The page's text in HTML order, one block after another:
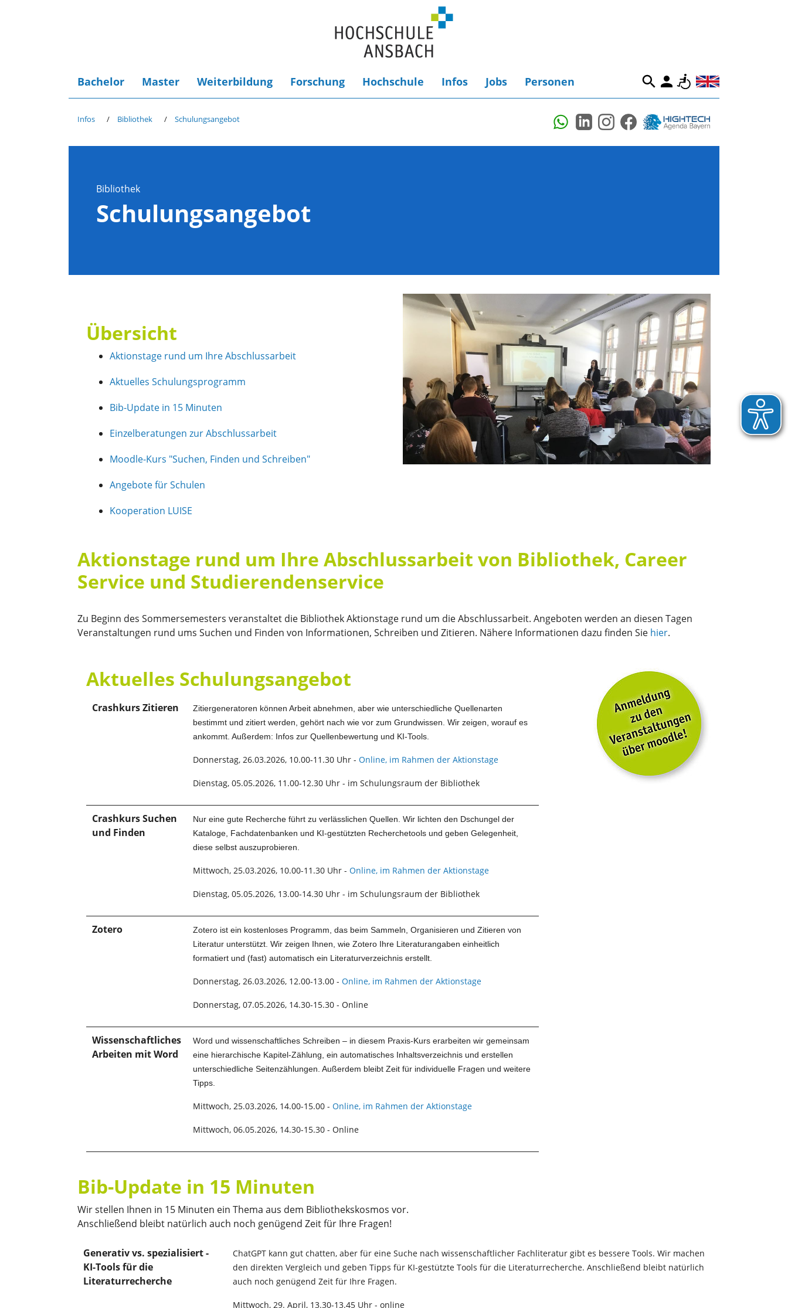
Bachelor Master Weiterbildung Forschung Hochschule Infos Jobs Personen
Infos Bibliothek Schulungsangebot
Bibliothek
Schulungsangebot
Übersicht
Aktionstage rund um Ihre Abschlussarbeit
Aktuelles Schulungsprogramm
Bib-Update in 15 Minuten
Einzelberatungen zur Abschlussarbeit
Moodle-Kurs "Suchen, Finden und Schreiben"
Angebote für Schulen
Kooperation LUISE
Aktionstage rund um Ihre Abschlussarbeit von Bibliothek, Career
Service und Studierendenservice
Zu Beginn des Sommersemesters veranstaltet die Bibliothek Aktionstage rund um die Abschlussarbeit. Angeboten werden an diesen Tagen
Veranstaltungen rund ums Suchen und Finden von Informationen, Schreiben und Zitieren. Nähere Informationen dazu finden Sie hier.
Aktuelles Schulungsangebot
Crashkurs Zitieren
Zitiergeneratoren können Arbeit abnehmen, aber wie unterschiedliche Quellenarten
bestimmt und zitiert werden, gehört nach wie vor zum Grundwissen. Wir zeigen, worauf es
ankommt. Außerdem: Infos zur Quellenbewertung und KI-Tools.
Donnerstag, 26.03.2026, 10.00-11.30 Uhr - Online, im Rahmen der Aktionstage
Dienstag, 05.05.2026, 11.00-12.30 Uhr - im Schulungsraum der Bibliothek
Crashkurs Suchen
und Finden
Nur eine gute Recherche führt zu verlässlichen Quellen. Wir lichten den Dschungel der
Kataloge, Fachdatenbanken und KI-gestützten Recherchetools und geben Gelegenheit,
diese selbst auszuprobieren.
Mittwoch, 25.03.2026, 10.00-11.30 Uhr - Online, im Rahmen der Aktionstage
Dienstag, 05.05.2026, 13.00-14.30 Uhr - im Schulungsraum der Bibliothek
Zotero
Zotero ist ein kostenloses Programm, das beim Sammeln, Organisieren und Zitieren von
Literatur unterstützt. Wir zeigen Ihnen, wie Zotero Ihre Literaturangaben einheitlich
formatiert und (fast) automatisch ein Literaturverzeichnis erstellt.
Donnerstag, 26.03.2026, 12.00-13.00 - Online, im Rahmen der Aktionstage
Donnerstag, 07.05.2026, 14.30-15.30 - Online
Wissenschaftliches
Arbeiten mit Word
Word und wissenschaftliches Schreiben – in diesem Praxis-Kurs erarbeiten wir gemeinsam
eine hierarchische Kapitel-Zählung, ein automatisches Inhaltsverzeichnis und erstellen
unterschiedliche Seitenzählungen. Außerdem bleibt Zeit für individuelle Fragen und weitere
Tipps.
Mittwoch, 25.03.2026, 14.00-15.00 - Online, im Rahmen der Aktionstage
Mittwoch, 06.05.2026, 14.30-15.30 - Online
Bib-Update in 15 Minuten
Wir stellen Ihnen in 15 Minuten ein Thema aus dem Bibliothekskosmos vor.
Anschließend bleibt natürlich auch noch genügend Zeit für Ihre Fragen!
Generativ vs. spezialisiert -
KI-Tools für die
Literaturrecherche
ChatGPT kann gut chatten, aber für eine Suche nach wissenschaftlicher Fachliteratur gibt es bessere Tools. Wir machen
den direkten Vergleich und geben Tipps für KI-gestützte Tools für die Literaturrecherche. Anschließend bleibt natürlich
auch noch genügend Zeit für Ihre Fragen.
Mittwoch, 29. April, 13.30-13.45 Uhr - online